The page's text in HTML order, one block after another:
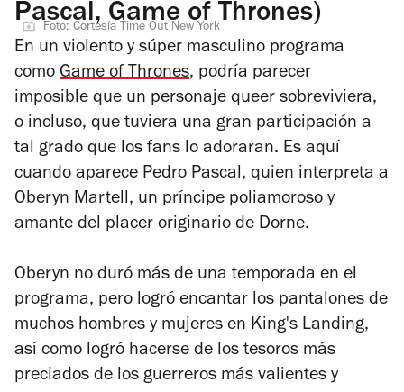
Pascal, Game of Thrones)
Foto: Cortesía Time Out New York
En un violento y súper masculino programa
como Game of Thrones, podría parecer
imposible que un personaje queer sobreviviera,
o incluso, que tuviera una gran participación a
tal grado que los fans lo adoraran. Es aquí
cuando aparece Pedro Pascal, quien interpreta a
Oberyn Martell, un príncipe poliamoroso y
amante del placer originario de Dorne.
Oberyn no duró más de una temporada en el
programa, pero logró encantar los pantalones de
muchos hombres y mujeres en King's Landing,
así como logró hacerse de los tesoros más
preciados de los guerreros más valientes y